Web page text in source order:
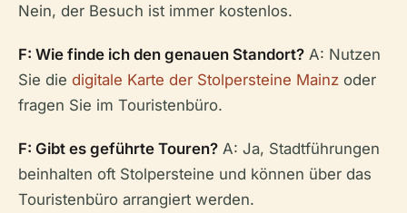
Nein, der Besuch ist immer kostenlos.
F: Wie finde ich den genauen Standort? A: Nutzen
Sie die digitale Karte der Stolpersteine Mainz oder
fragen Sie im Touristenbüro.
F: Gibt es geführte Touren? A: Ja, Stadtführungen
beinhalten oft Stolpersteine und können über das
Touristenbüro arrangiert werden.